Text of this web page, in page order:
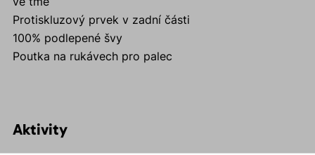
Protiskluzový prvek v zadní části
100% podlepené švy
Poutka na rukávech pro palec
Aktivity